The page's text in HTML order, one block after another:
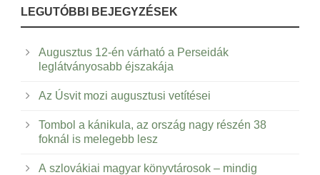
LEGUTÓBBI BEJEGYZÉSEK
Augusztus 12-én várható a Perseidák
leglátványosabb éjszakája
Az Úsvit mozi augusztusi vetítései
Tombol a kánikula, az ország nagy részén 38
foknál is melegebb lesz
A szlovákiai magyar könyvtárosok – mindig